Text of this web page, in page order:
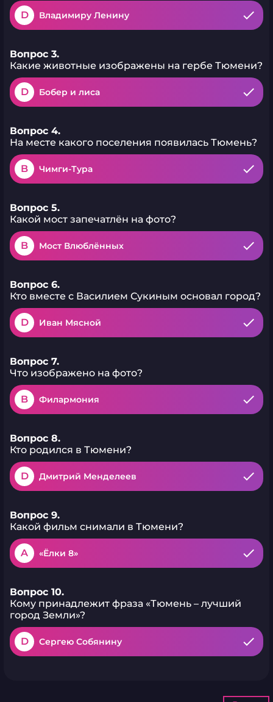
D Владимиру Ленину
Вопрос 3.
Какие животные изображены на гербе Тюмени?
D Бобер и лиса
Вопрос 4.
На месте какого поселения появилась Тюмень?
B Чимги-Тура
Вопрос 5.
Какой мост запечатлён на фото?
B Мост Влюблённых
Вопрос 6.
Кто вместе с Василием Сукиным основал город?
D Иван Мясной
Вопрос 7.
Что изображено на фото?
B Филармония
Вопрос 8.
Кто родился в Тюмени?
D Дмитрий Менделеев
Вопрос 9.
Какой фильм снимали в Тюмени?
A «Ёлки 8»
Вопрос 10.
Кому принадлежит фраза «Тюмень – лучший
город Земли»?
D Сергею Собянину